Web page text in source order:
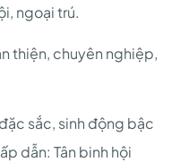
ngoại trú.
thiện, chuyên nghiệp,
sắc, sinh động bậc
dẫn: Tân binh hội